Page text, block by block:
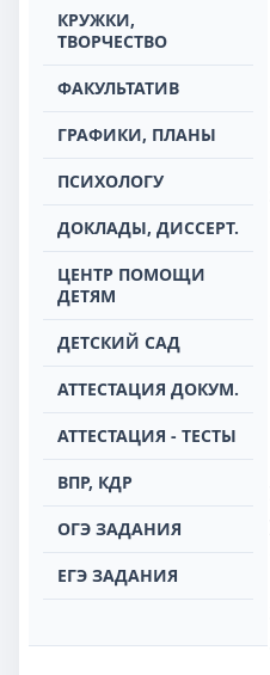
КРУЖКИ,
ТВОРЧЕСТВО
ФАКУЛЬТАТИВ
ГРАФИКИ, ПЛАНЫ
ПСИХОЛОГУ
ДОКЛАДЫ, ДИССЕРТ.
ЦЕНТР ПОМОЩИ
ДЕТЯМ
ДЕТСКИЙ САД
АТТЕСТАЦИЯ ДОКУМ.
АТТЕСТАЦИЯ - ТЕСТЫ
ВПР, КДР
ОГЭ ЗАДАНИЯ
ЕГЭ ЗАДАНИЯ